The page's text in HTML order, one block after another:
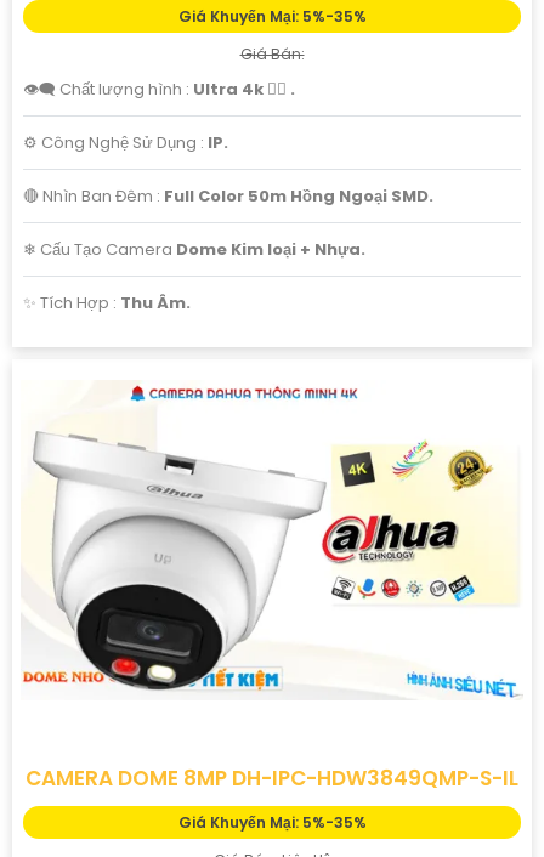
Giá Khuyến Mại: 5%-35%
Giá Bán:
👁️‍🗨 Chất lượng hình : Ultra 4k 👍🏾 .
⚙ Công Nghệ Sử Dụng : IP.
🔴 Nhìn Ban Đêm : Full Color 50m Hồng Ngoại SMD.
❄ Cấu Tạo Camera Dome Kim loại + Nhựa.
️✨ Tích Hợp : Thu Âm.
CAMERA DOME 8MP DH-IPC-HDW3849QMP-S-IL
Giá Khuyến Mại: 5%-35%